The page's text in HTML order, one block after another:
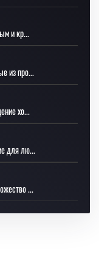
и кр...
из про...
хо...
для лю...
...